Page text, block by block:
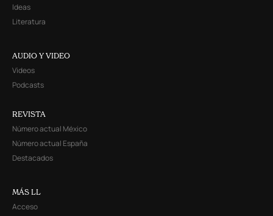
Ideas
Literatura
AUDIO Y VIDEO
Videos
Podcasts
REVISTA
Número actual México
Número actual España
Destacados
MÁS LL
Acceso